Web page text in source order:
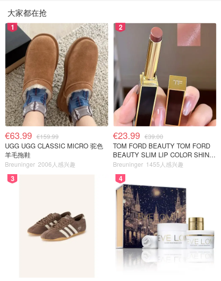
大家都在抢
1
€63.99 €159.99
UGG UGG CLASSIC MICRO 驼色
羊毛拖鞋
Breuninger 2006人感兴趣
2
€23.99 €39.00
TOM FORD BEAUTY TOM FORD
BEAUTY SLIM LIP COLOR SHINE
口红 open back色
Breuninger 1455人感兴趣
3 4